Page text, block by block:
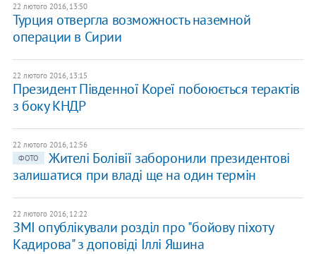
22 лютого 2016, 13:50
Турция отвергла возможность наземной
операции в Сирии
22 лютого 2016, 13:15
Президент Південної Кореї побоюється терактів
з боку КНДР
22 лютого 2016, 12:56
ФОТО
Жителі Болівії заборонили президентові
залишатися при владі ще на один термін
22 лютого 2016, 12:22
ЗМІ опублікували розділ про "бойову піхоту
Кадирова" з доповіді Іллі Яшина